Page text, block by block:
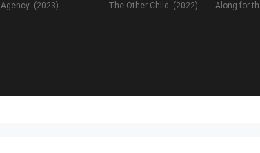
Agency (2023) The Other Child (2022) Along for